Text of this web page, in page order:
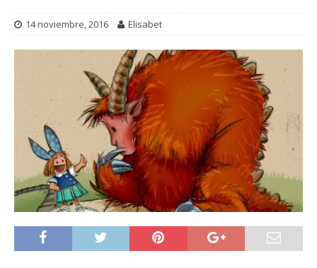
14 noviembre, 2016 Elisabet